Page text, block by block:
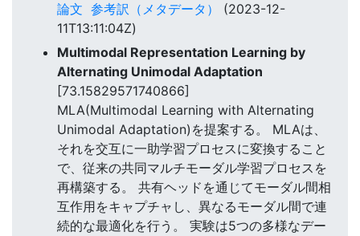
論文 参考訳（メタデータ）
(2023-12-
11T13:11:04Z)
Multimodal Representation Learning by
Alternating Unimodal Adaptation
[73.15829571740866]
MLA(Multimodal Learning with Alternating
Unimodal Adaptation)を提案する。 MLAは、
それを交互に一助学習プロセスに変換すること
で、従来の共同マルチモーダル学習プロセスを
再構築する。 共有ヘッドを通じてモーダル間相
互作用をキャプチャし、異なるモーダル間で連
続的な最適化を行う。 実験は5つの多様なデー